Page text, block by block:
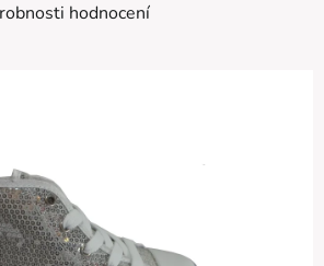
hodnocení